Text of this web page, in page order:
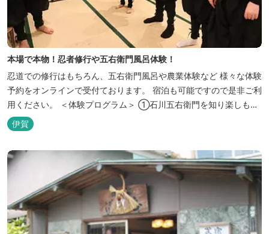
本場で本物！忍者修行や五右衛門風呂体験！
忍道での修行はもちろん、五右衛門風呂や農業体験など 様々な体験
予約をオンラインで受付ております。 宿泊も可能ですので是非ご利
用ください。 ＜体験プログラム＞ ①石川五右衛門を知り楽しも
う！ ②忍者をめざそう！（入門・初級編） ③忍者の基礎体力づく
り！農業体験！ ④忍者の里山散策と忍者修行を楽しもう！（山中
で忍道修行）
伊賀